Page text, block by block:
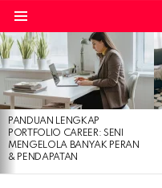
LATEST
STORIES
PANDUAN LENGKAP
PORTFOLIO CAREER: SENI
MENGELOLA BANYAK PERAN
& PENDAPATAN